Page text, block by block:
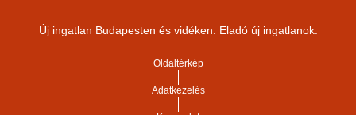
Új ingatlan Budapesten és vidéken. Eladó új ingatlanok.
Oldaltérkép
Adatkezelés